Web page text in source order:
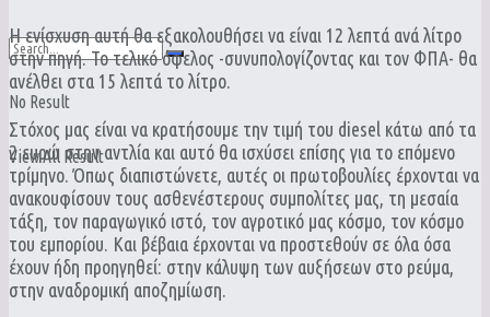
No Result
View All Result
Η ενίσχυση αυτή θα εξακολουθήσει να είναι 12 λεπτά ανά λίτρο
στην πηγή. Το τελικό όφελος -συνυπολογίζοντας και τον ΦΠΑ- θα
ανέλθει στα 15 λεπτά το λίτρο.
Στόχος μας είναι να κρατήσουμε την τιμή του diesel κάτω από τα
2 ευρώ στην αντλία και αυτό θα ισχύσει επίσης για το επόμενο
τρίμηνο. Όπως διαπιστώνετε, αυτές οι πρωτοβουλίες έρχονται να
ανακουφίσουν τους ασθενέστερους συμπολίτες μας, τη μεσαία
τάξη, τον παραγωγικό ιστό, τον αγροτικό μας κόσμο, τον κόσμο
του εμπορίου. Και βέβαια έρχονται να προστεθούν σε όλα όσα
έχουν ήδη προηγηθεί: στην κάλυψη των αυξήσεων στο ρεύμα,
στην αναδρομική αποζημίωση.